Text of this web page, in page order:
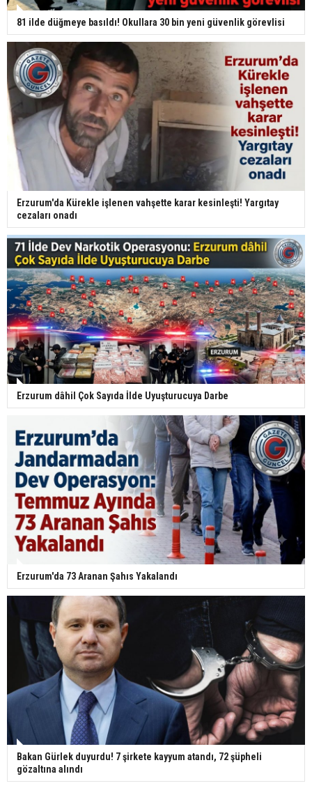
81 ilde düğmeye basıldı! Okullara 30 bin yeni güvenlik görevlisi
Erzurum'da Kürekle işlenen vahşette karar kesinleşti! Yargıtay
cezaları onadı
Erzurum dâhil Çok Sayıda İlde Uyuşturucuya Darbe
Erzurum'da 73 Aranan Şahıs Yakalandı
Bakan Gürlek duyurdu! 7 şirkete kayyum atandı, 72 şüpheli
gözaltına alındı